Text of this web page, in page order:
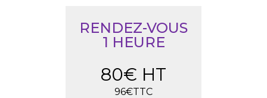
RENDEZ-VOUS
1 HEURE
80€ HT
96€TTC